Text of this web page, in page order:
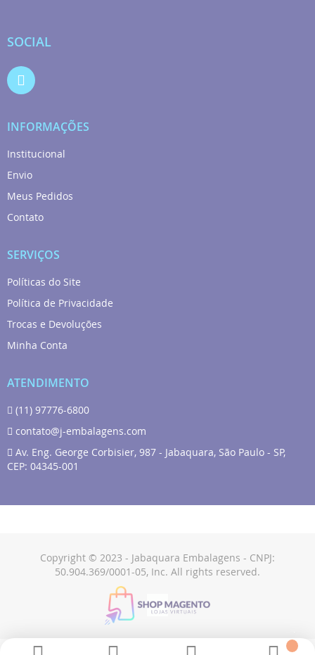
SOCIAL
INFORMAÇÕES
Institucional
Envio
Meus Pedidos
Contato
SERVIÇOS
Políticas do Site
Política de Privacidade
Trocas e Devoluções
Minha Conta
ATENDIMENTO
(11) 97776-6800
contato@j-embalagens.com
Av. Eng. George Corbisier, 987 - Jabaquara, São Paulo - SP,
CEP: 04345-001
Copyright © 2023 - Jabaquara Embalagens - CNPJ:
50.904.369/0001-05, Inc. All rights reserved.